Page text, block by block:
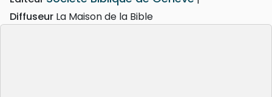
Diffuseur La Maison de la Bible